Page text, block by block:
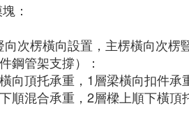
：
次楞橫向設置，主楞橫向次
鋼管架支撐）：
向頂托承重，1層梁橫向扣件
順混合承重，2層樑上順下橫